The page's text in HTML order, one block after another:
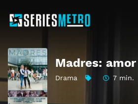
Madres:
Drama 7 min.